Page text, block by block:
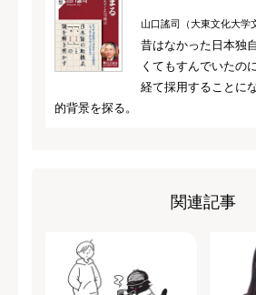
山口謠司（大東文化大学
昔はなかった日本独
くてもすんでいたの
経て採用することに
的背景を探る。
関連記事